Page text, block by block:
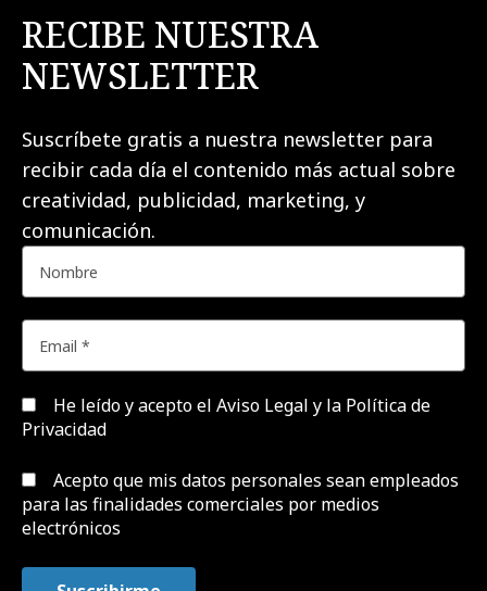
RECIBE NUESTRA
NEWSLETTER
Suscríbete gratis a nuestra newsletter para
recibir cada día el contenido más actual sobre
creatividad, publicidad, marketing, y
comunicación.
He leído y acepto el Aviso Legal y la Política de
Privacidad
Acepto que mis datos personales sean empleados
para las finalidades comerciales por medios
electrónicos